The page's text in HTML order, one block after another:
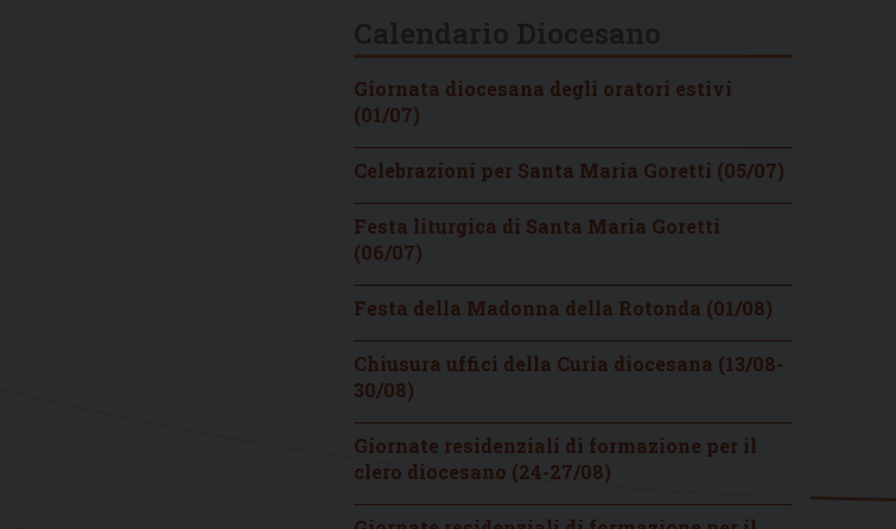
Giornata diocesana degli oratori estivi
(01/07)
Celebrazioni per Santa Maria Goretti (05/07)
Festa liturgica di Santa Maria Goretti
(06/07)
Festa della Madonna della Rotonda (01/08)
Chiusura uffici della Curia diocesana (13/08-
30/08)
Giornate residenziali di formazione per il
clero diocesano (24-27/08)